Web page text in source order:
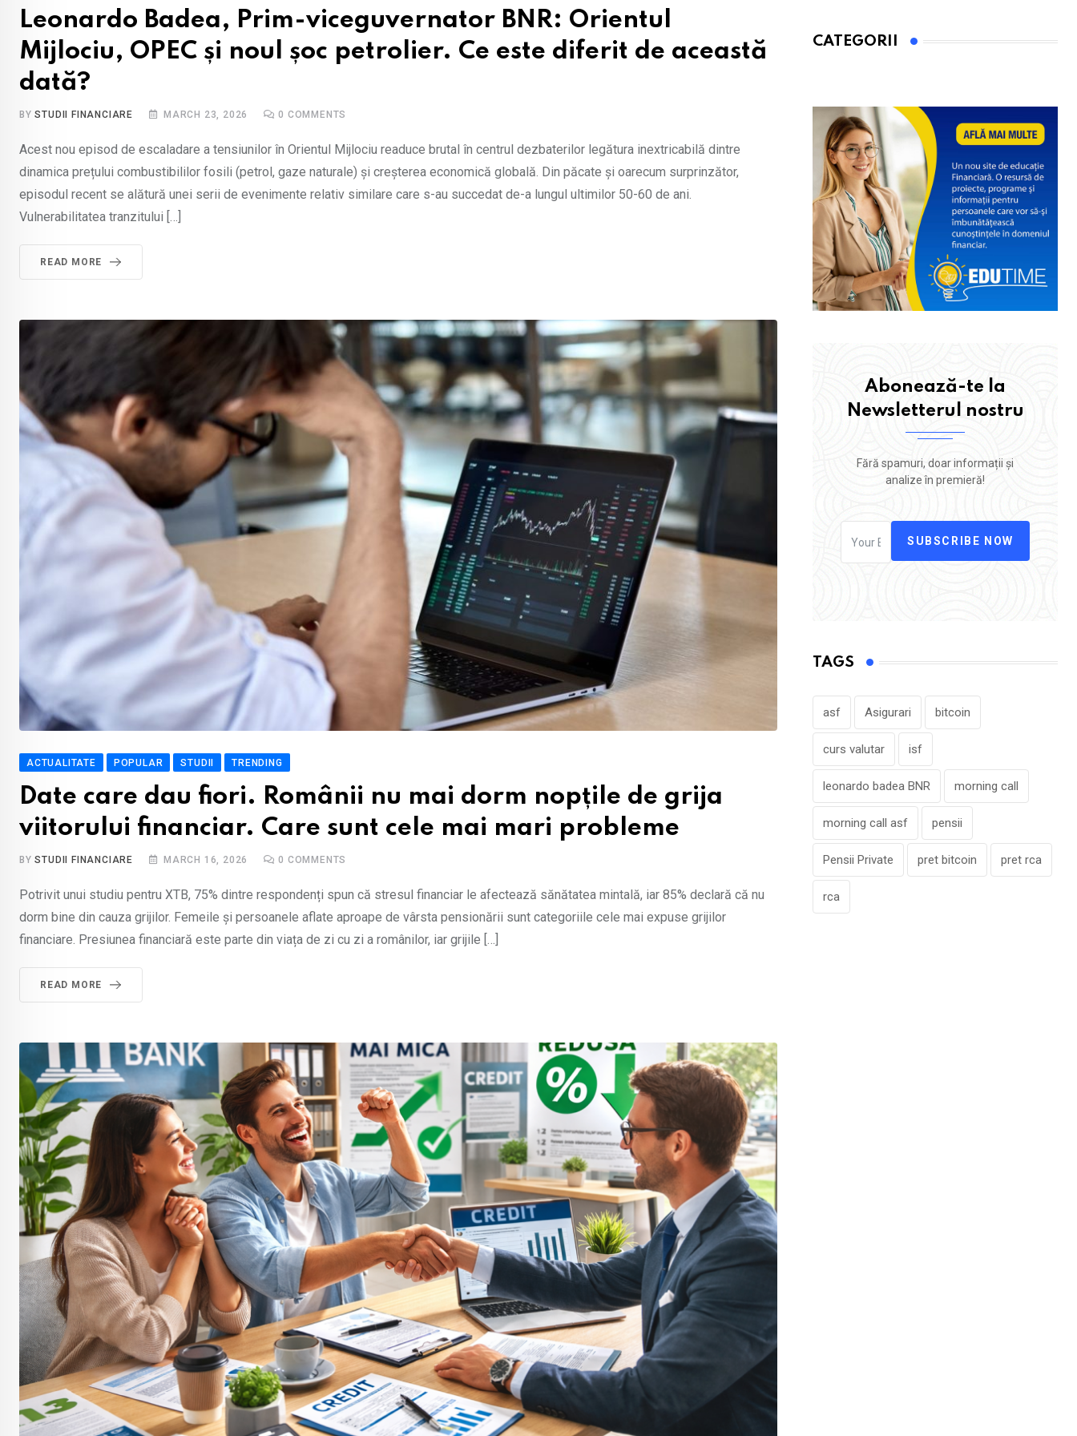
Leonardo Badea, Prim-viceguvernator BNR: Orientul
Mijlociu, OPEC și noul șoc petrolier. Ce este diferit de această
dată?
BYSTUDII FINANCIARE MARCH 23, 2026 0 COMMENTS
Acest nou episod de escaladare a tensiunilor în Orientul Mijlociu readuce brutal în centrul dezbaterilor legătura inextricabilă dintre
dinamica prețului combustibililor fosili (petrol, gaze naturale) și creșterea economică globală. Din păcate și oarecum surprinzător,
episodul recent se alătură unei serii de evenimente relativ similare care s-au succedat de-a lungul ultimilor 50-60 de ani.
Vulnerabilitatea tranzitului […]
READ MORE
ACTUALITATE POPULAR STUDII TRENDING
Date care dau fiori. Românii nu mai dorm nopțile de grija
viitorului financiar. Care sunt cele mai mari probleme
BYSTUDII FINANCIARE MARCH 16, 2026 0 COMMENTS
Potrivit unui studiu pentru XTB, 75% dintre respondenți spun că stresul financiar le afectează sănătatea mintală, iar 85% declară că nu
dorm bine din cauza grijilor. Femeile și persoanele aflate aproape de vârsta pensionării sunt categoriile cele mai expuse grijilor
financiare. Presiunea financiară este parte din viața de zi cu zi a românilor, iar grijile […]
READ MORE
CATEGORII
Abonează-te la
Newsletterul nostru
Fără spamuri, doar informații și
analize în premieră!
SUBSCRIBE NOW
TAGS
asf Asigurari bitcoin
curs valutar isf
leonardo badea BNR morning call
morning call asf pensii
Pensii Private pret bitcoin pret rca
rca